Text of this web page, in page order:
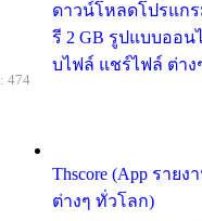
ดาวน์โหลดโปรแกร
รี 2 GB รูปแบบออน
บไฟล์ แชร์ไฟล์ ต่าง
Thscore (App ราย
ต่างๆ ทั่วโลก)
474